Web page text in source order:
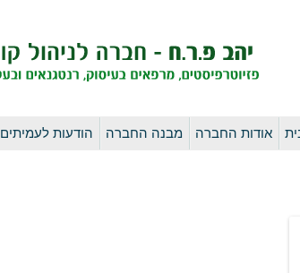
לדלג
אודות החברה מבנה החברה הודעות לעמיתים